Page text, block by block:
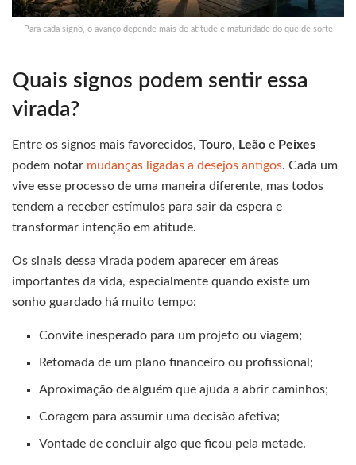
Para cada signo, o avanço depende mais de atitude e maturidade do que de sorte
Quais signos podem sentir essa
virada?
Entre os signos mais favorecidos, Touro, Leão e Peixes
podem notar mudanças ligadas a desejos antigos. Cada um
vive esse processo de uma maneira diferente, mas todos
tendem a receber estímulos para sair da espera e
transformar intenção em atitude.
Os sinais dessa virada podem aparecer em áreas
importantes da vida, especialmente quando existe um
sonho guardado há muito tempo:
Convite inesperado para um projeto ou viagem;
Retomada de um plano financeiro ou profissional;
Aproximação de alguém que ajuda a abrir caminhos;
Coragem para assumir uma decisão afetiva;
Vontade de concluir algo que ficou pela metade.